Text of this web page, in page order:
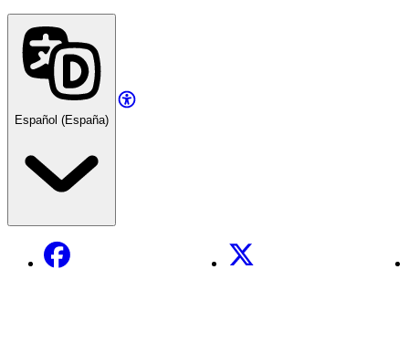
Español (España)
Facebook X